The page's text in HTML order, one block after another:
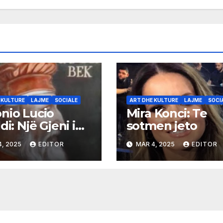
LAJME SOCIALE
Lucio
Një Gjeni i
Baroke
2025 EDITOR
ART DHE KULTURE LAJME
Mira Konci: Te
sotmen jeto
MAR 4, 2025 EDITOR